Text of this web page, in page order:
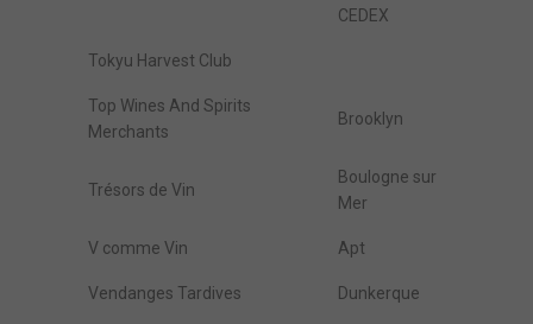
CEDEX
Tokyu Harvest Club
Top Wines And Spirits
Merchants
Brooklyn
Trésors de Vin
Boulogne sur
Mer
V comme Vin Apt
Vendanges Tardives Dunkerque